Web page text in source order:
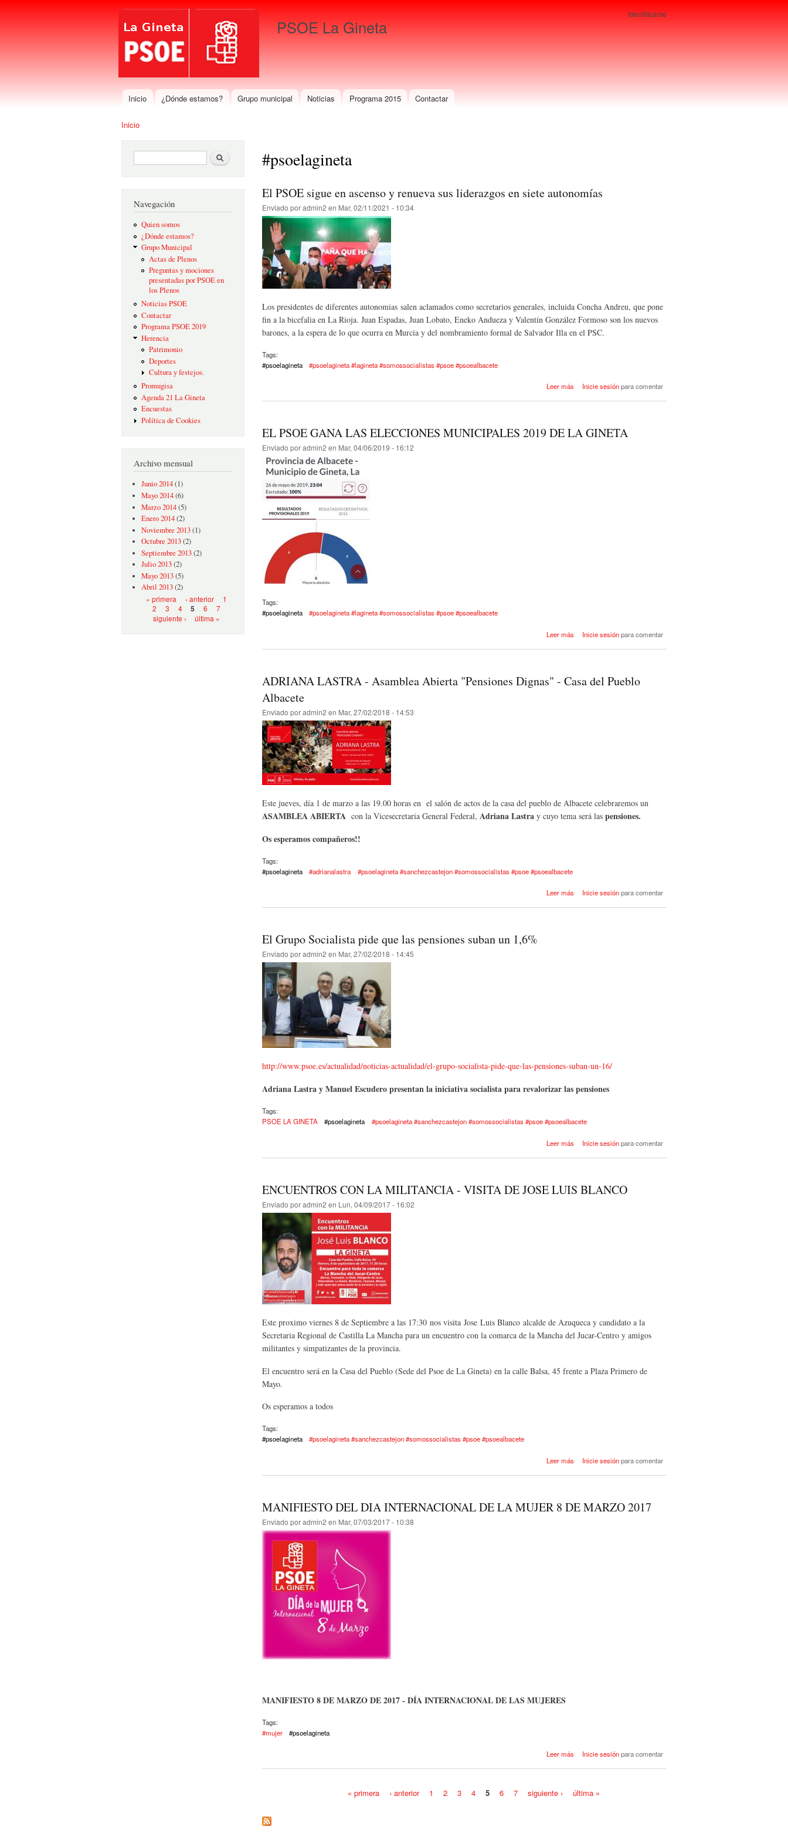
principal
PSOE La Gineta
Identificarse
Menú principal
Inicio ¿Dónde estamos? Grupo municipal Noticias Programa 2015 Contactar
Inicio
Formulario de búsquedaBuscar
Navegación
Quien somos
¿Dónde estamos?
Grupo Municipal
Actas de Plenos
Preguntas y mociones
presentadas por PSOE en
los Plenos
Noticias PSOE
Contactar
Programa PSOE 2019
Herencia
Patrimonio
Deportes
Cultura y festejos.
Promugisa
Agenda 21 La Gineta
Encuestas
Política de Cookies
Archivo mensual
Junio 2014(1)
Mayo 2014(6)
Marzo 2014(5)
Enero 2014(2)
Noviembre 2013(1)
Octubre 2013(2)
Septiembre 2013(2)
Julio 2013(2)
Mayo 2013(5)
Abril 2013(2)
Páginas
« primera ‹ anterior
1
2
3 4 5 6
7
siguiente ›
última »
#psoelagineta
El PSOE sigue en ascenso y renueva sus liderazgos en siete autonomías
Enviado poradmin2 en Mar, 02/11/2021 - 10:34
Los presidentes de diferentes autonomias salen aclamados como secretarios generales, incluida Concha Andreu, que pone
fin a la bicefalia en La Rioja. Juan Espadas, Juan Lobato, Eneko Andueza y Valentín González Formoso son los nuevos
barones, a la espera de lo que ocurra en Murcia y del nombramiento formal de Salvador Illa en el PSC.
Tags:
#psoelagineta
#psoelagineta #lagineta #somossocialistas #psoe #psoealbacete
Leer más
acerca de El PSOE sigue en
en siete autonomías
Inicie sesiónpara comentar
EL PSOE GANA LAS ELECCIONES MUNICIPALES 2019 DE LA GINETA
Enviado poradmin2 en Mar, 04/06/2019 - 16:12
Tags:
#psoelagineta
#psoelagineta #lagineta #somossocialistas #psoe #psoealbacete
Leer más
acerca de EL PSOE GANA LAS
2019 DE LA GINETA
Inicie sesiónpara comentar
ADRIANA LASTRA - Asamblea Abierta "Pensiones Dignas" - Casa del Pueblo
Albacete
Enviado poradmin2 en Mar, 27/02/2018 - 14:53
Este jueves, día 1 de marzo a las 19.00 horas en el salón de actos de la casa del pueblo de Albacete celebraremos un
ASAMBLEA ABIERTA con la Vicesecretaria General Federal, Adriana Lastra y cuyo tema será las pensiones.
Os esperamos compañeros!!
Tags:
#psoelagineta
#adrianalastra #psoelagineta #sanchezcastejon #somossocialistas #psoe #psoealbacete
Leer más
acerca de ADRIANA LASTRA -
Dignas" - Casa del Pueblo
Inicie sesiónpara comentar
El Grupo Socialista pide que las pensiones suban un 1,6%
Enviado poradmin2 en Mar, 27/02/2018 - 14:45
http://www.psoe.es/actualidad/noticias-actualidad/el-grupo-socialista-pide-que-las-pensiones-suban-un-16/
Adriana Lastra y Manuel Escudero presentan la iniciativa socialista para revalorizar las pensiones
Tags:
PSOE LA GINETA
#psoelagineta #psoelagineta #sanchezcastejon #somossocialistas #psoe #psoealbacete
Leer más
acerca de El Grupo Socialista
1,6%
Inicie sesiónpara comentar
ENCUENTROS CON LA MILITANCIA - VISITA DE JOSE LUIS BLANCO
Enviado poradmin2 en Lun, 04/09/2017 - 16:02
Este proximo viernes 8 de Septiembre a las 17:30 nos visita Jose Luis Blanco alcalde de Azuqueca y candidato a la
Secretaria Regional de Castilla La Mancha para un encuentro con la comarca de la Mancha del Jucar-Centro y amigos
militantes y simpatizantes de la provincia.
El encuentro será en la Casa del Pueblo (Sede del Psoe de La Gineta) en la calle Balsa, 45 frente a Plaza Primero de
Mayo.
Os esperamos a todos
Tags:
#psoelagineta
#psoelagineta #sanchezcastejon #somossocialistas #psoe #psoealbacete
Leer más
acerca de ENCUENTROS CON
JOSE LUIS BLANCO
Inicie sesiónpara comentar
MANIFIESTO DEL DIA INTERNACIONAL DE LA MUJER 8 DE MARZO 2017
Enviado poradmin2 en Mar, 07/03/2017 - 10:38
MANIFIESTO 8 DE MARZO DE 2017 - DÍA INTERNACIONAL DE LAS MUJERES
Tags:
#mujer
#psoelagineta
Leer más
acerca de MANIFIESTO DEL DIA
8 DE MARZO 2017
Inicie sesiónpara comentar
« primera ‹ anterior 1 2 3 4 5 6 7 siguiente › última »